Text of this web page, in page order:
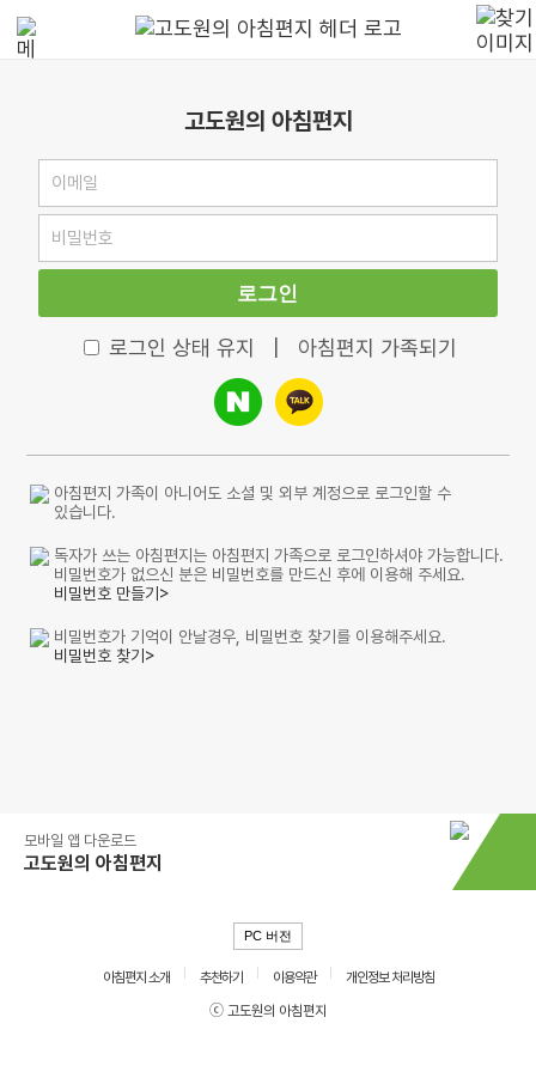
고도원의 아침편지
로그인
로그인 상태 유지 아침편지 가족되기
아침편지 가족이 아니어도 소셜 및 외부 계정으로 로그인할 수
있습니다.
독자가 쓰는 아침편지는 아침편지 가족으로 로그인하셔야 가능합니다.
비밀번호가 없으신 분은 비밀번호를 만드신 후에 이용해 주세요.
비밀번호 만들기>
비밀번호가 기억이 안날경우, 비밀번호 찾기를 이용해주세요.
비밀번호 찾기>
모바일 앱 다운로드
고도원의 아침편지
PC 버전
아침편지 소개 추천하기 이용약관
개인정보 처리방침
ⓒ 고도원의 아침편지